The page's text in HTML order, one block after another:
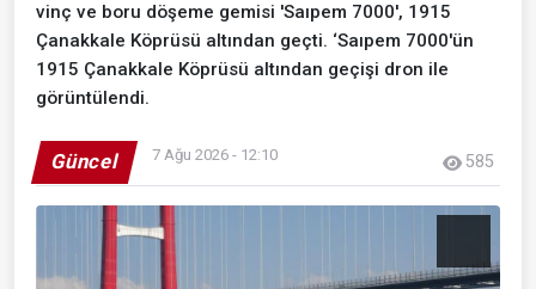
vinç ve boru döşeme gemisi 'Saıpem 7000', 1915
Çanakkale Köprüsü altından geçti. ‘Saıpem 7000'ün
1915 Çanakkale Köprüsü altından geçişi dron ile
görüntülendi.
Güncel 7 Ağu 2026 - 12:10 585